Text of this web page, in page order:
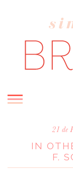
21 de
IN
F.